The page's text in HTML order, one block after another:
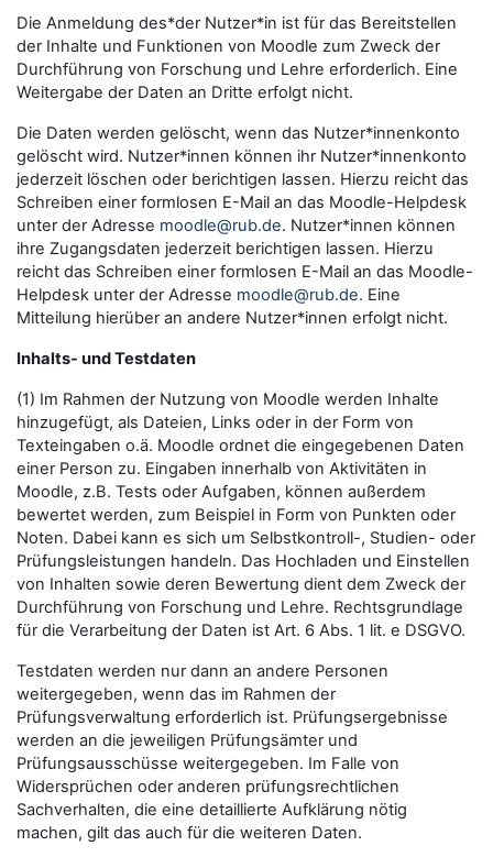
Die Anmeldung des*der Nutzer*in ist für das Bereitstellen
der Inhalte und Funktionen von Moodle zum Zweck der
Durchführung von Forschung und Lehre erforderlich. Eine
Weitergabe der Daten an Dritte erfolgt nicht.
Die Daten werden gelöscht, wenn das Nutzer*innenkonto
gelöscht wird. Nutzer*innen können ihr Nutzer*innenkonto
jederzeit löschen oder berichtigen lassen. Hierzu reicht das
Schreiben einer formlosen E-Mail an das Moodle-Helpdesk
unter der Adresse moodle@rub.de. Nutzer*innen können
ihre Zugangsdaten jederzeit berichtigen lassen. Hierzu
reicht das Schreiben einer formlosen E-Mail an das Moodle-
Helpdesk unter der Adresse moodle@rub.de. Eine
Mitteilung hierüber an andere Nutzer*innen erfolgt nicht.
Inhalts- und Testdaten
(1) Im Rahmen der Nutzung von Moodle werden Inhalte
hinzugefügt, als Dateien, Links oder in der Form von
Texteingaben o.ä. Moodle ordnet die eingegebenen Daten
einer Person zu. Eingaben innerhalb von Aktivitäten in
Moodle, z.B. Tests oder Aufgaben, können außerdem
bewertet werden, zum Beispiel in Form von Punkten oder
Noten. Dabei kann es sich um Selbstkontroll-, Studien- oder
Prüfungsleistungen handeln. Das Hochladen und Einstellen
von Inhalten sowie deren Bewertung dient dem Zweck der
Durchführung von Forschung und Lehre. Rechtsgrundlage
für die Verarbeitung der Daten ist Art. 6 Abs. 1 lit. e DSGVO.
Testdaten werden nur dann an andere Personen
weitergegeben, wenn das im Rahmen der
Prüfungsverwaltung erforderlich ist. Prüfungsergebnisse
werden an die jeweiligen Prüfungsämter und
Prüfungsausschüsse weitergegeben. Im Falle von
Widersprüchen oder anderen prüfungsrechtlichen
Sachverhalten, die eine detaillierte Aufklärung nötig
machen, gilt das auch für die weiteren Daten.